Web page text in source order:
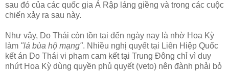
sau đó của các quốc gia Ả Rập láng giềng và trong các cuộc
chiến xảy ra sau này.
Như vậy, Do Thái còn tồn tại đến ngày nay là nhờ Hoa Kỳ
làm "lá bùa hộ mạng". Nhiều nghị quyết tại Liên Hiệp Quốc
kết án Do Thái vi phạm cam kết tại Trung Đông chỉ vì duy
nhứt Hoa Kỳ dùng quyền phủ quyết (veto) nên đành phải bỏ